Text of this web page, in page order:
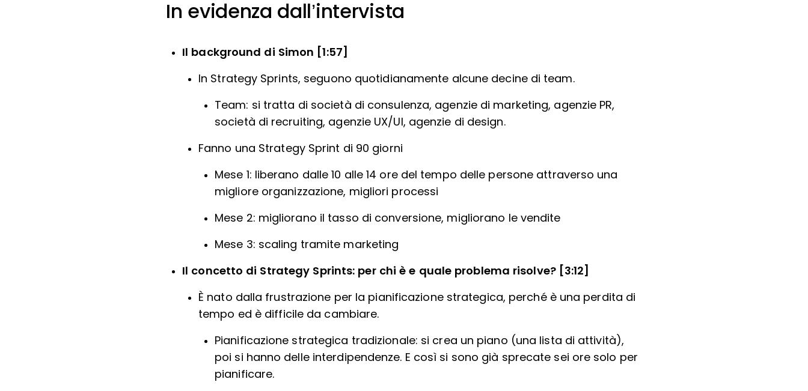
In evidenza dall’intervista
Il background di Simon [1:57]
In Strategy Sprints, seguono quotidianamente alcune decine di team.
Team: si tratta di società di consulenza, agenzie di marketing, agenzie PR,
società di recruiting, agenzie UX/UI, agenzie di design.
Fanno una Strategy Sprint di 90 giorni
Mese 1: liberano dalle 10 alle 14 ore del tempo delle persone attraverso una
migliore organizzazione, migliori processi
Mese 2: migliorano il tasso di conversione, migliorano le vendite
Mese 3: scaling tramite marketing
Il concetto di Strategy Sprints: per chi è e quale problema risolve? [3:12]
È nato dalla frustrazione per la pianificazione strategica, perché è una perdita di
tempo ed è difficile da cambiare.
Pianificazione strategica tradizionale: si crea un piano (una lista di attività),
poi si hanno delle interdipendenze. E così si sono già sprecate sei ore solo per
pianificare.